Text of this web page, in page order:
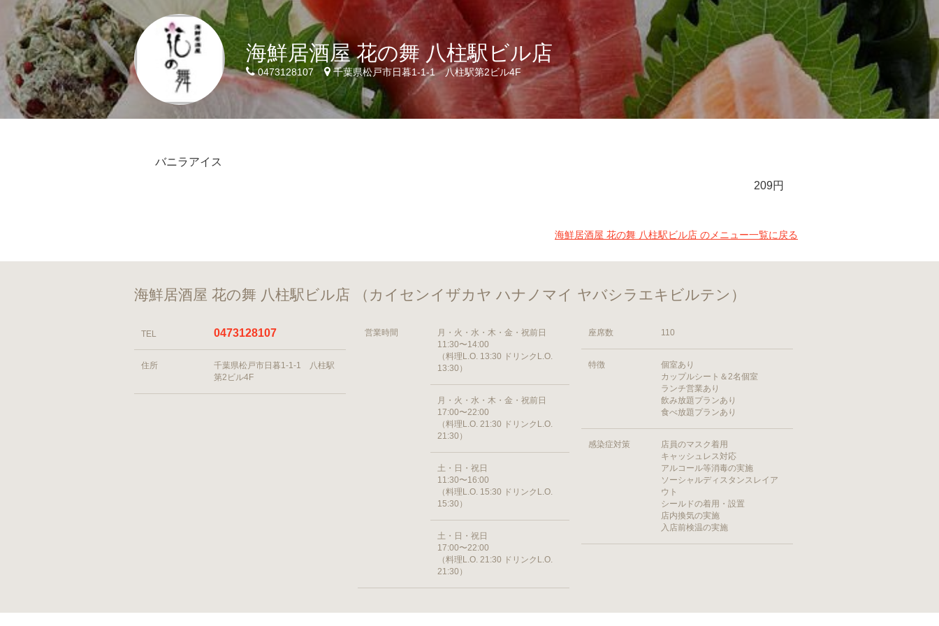
海鮮居酒屋 花の舞 八柱駅ビル店
0473128107 千葉県松戸市日暮1-1-1 八柱駅第2ビル4F
バニラアイス
209円
海鮮居酒屋 花の舞 八柱駅ビル店 のメニュー一覧に戻る
海鮮居酒屋 花の舞 八柱駅ビル店 （カイセンイザカヤ ハナノマイ ヤバシラエキビルテン）
TEL 0473128107
住所
千葉県松戸市日暮1-1-1 八柱駅
第2ビル4F
営業時間
月・火・水・木・金・祝前日
11:30〜14:00
（料理L.O. 13:30 ドリンクL.O.
13:30）
月・火・水・木・金・祝前日
17:00〜22:00
（料理L.O. 21:30 ドリンクL.O.
21:30）
土・日・祝日
11:30〜16:00
（料理L.O. 15:30 ドリンクL.O.
15:30）
土・日・祝日
17:00〜22:00
（料理L.O. 21:30 ドリンクL.O.
21:30）
座席数 110
特徴
個室あり
カップルシート＆2名個室
ランチ営業あり
飲み放題プランあり
食べ放題プランあり
感染症対策
店員のマスク着用
キャッシュレス対応
アルコール等消毒の実施
ソーシャルディスタンスレイア
ウト
シールドの着用・設置
店内換気の実施
入店前検温の実施